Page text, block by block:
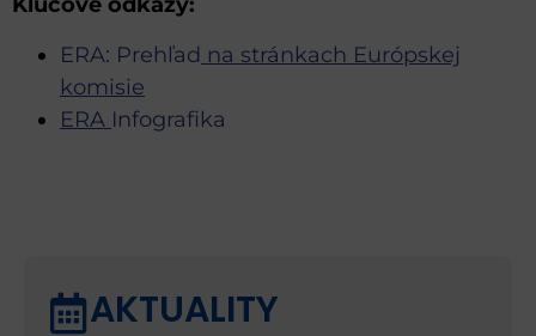
ERA: Prehľad na stránkach Európskej
komisie
ERA Infografika
AKTUALITY